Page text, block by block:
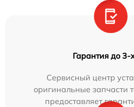
Гарантия до 3-
Сервисный центр
оригинальные запчасти
предоставляет